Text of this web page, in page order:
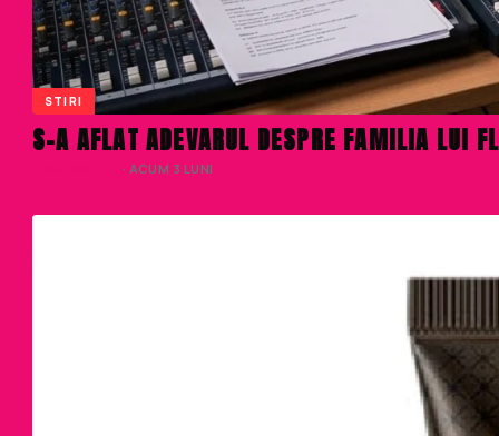
STIRI
S-A AFLAT ADEVARUL DESPRE FAMILIA LUI
· ACUM 3 LUNI